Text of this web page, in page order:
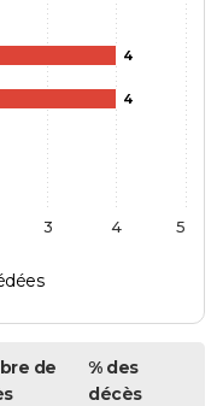
4
4
3 4 5
de
% des
décès